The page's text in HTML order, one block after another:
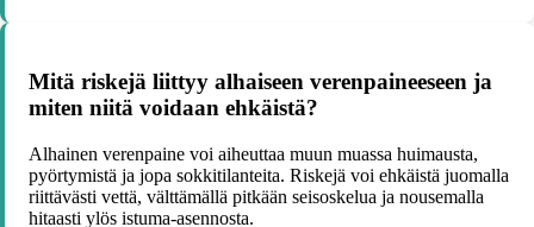
Mitä riskejä liittyy alhaiseen verenpaineeseen ja
miten niitä voidaan ehkäistä?
Alhainen verenpaine voi aiheuttaa muun muassa huimausta,
pyörtymistä ja jopa sokkitilanteita. Riskejä voi ehkäistä juomalla
riittävästi vettä, välttämällä pitkään seisoskelua ja nousemalla
hitaasti ylös istuma-asennosta.